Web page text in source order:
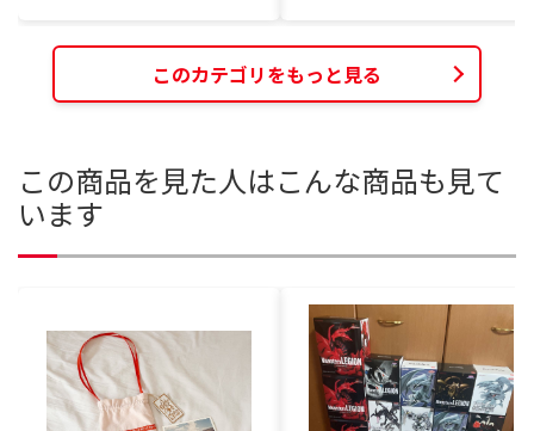
このカテゴリをもっと見る
この商品を見た人はこんな商品も見て
います